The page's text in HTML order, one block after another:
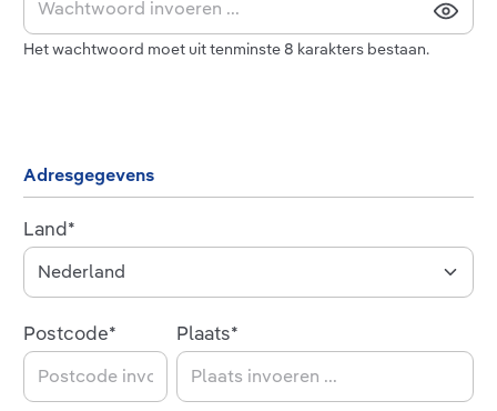
Het wachtwoord moet uit tenminste 8 karakters bestaan.
Adresgegevens
Land*
Postcode* Plaats*